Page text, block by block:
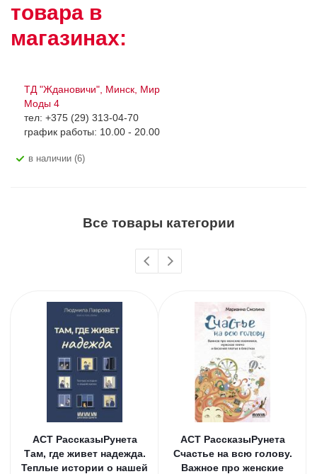
товара в
магазинах:
ТД "Ждановичи", Минск, Мир
Моды 4
тел: +375 (29) 313-04-70
график работы: 10.00 - 20.00
В наличии (6)
Все товары категории
АСТ РассказыРунета
Там, где живет надежда.
Теплые истории о нашей
АСТ РассказыРунета
Счастье на всю голову.
Важное про женские